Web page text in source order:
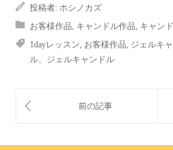
投稿者: ホシノカズ
お客様作品, キャンドル作品, キャン
1dayレッスン, お客様作品, ジェルキ
ル、ジェルキャンドル